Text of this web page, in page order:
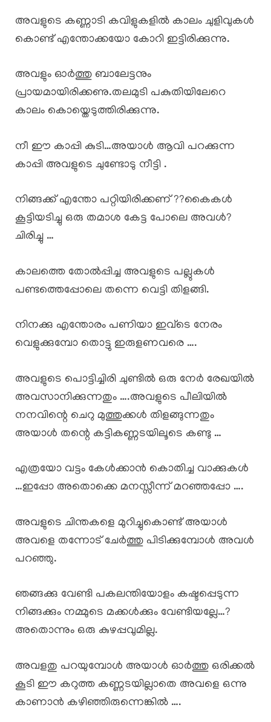
അവളുടെ കണ്ണാടി കവിളുകളിൽ കാലം ചുളിവുകൾ
കൊണ്ട് എന്തോക്കയോ കോറി ഇട്ടിരിക്കുന്നു.
അവളും ഓർത്തു ബാലേട്ടനും
പ്രായമായിരിക്കണു.തലമുടി പകുതിയിലേറെ
കാലം കൊയ്തെടുത്തിരിക്കുന്നു.
നീ ഈ കാപ്പി കുടി…അയാൾ ആവി പറക്കുന്ന
കാപ്പി അവളുടെ ചുണ്ടോടു നീട്ടി .
നിങ്ങക്ക് എന്തോ പറ്റിയിരിക്കണ് ??കൈകൾ
കൂട്ടിയടിച്ചു ഒരു തമാശ കേട്ട പോലെ അവൾ?
ചിരിച്ചു …
കാലത്തെ തോൽപ്പിച്ച അവളുടെ പല്ലുകൾ
പണ്ടത്തെപ്പോലെ തന്നെ വെട്ടി തിളങ്ങി.
നിനക്കു എന്തോരം പണിയാ ഇവ്ടെ നേരം
വെളുക്കുമ്പോ തൊട്ടു ഇരുളണവരെ ….
അവളുടെ പൊട്ടിച്ചിരി ചുണ്ടിൽ ഒരു നേർ രേഖയിൽ
അവസാനിക്കുന്നതും ….അവളുടെ പീലിയിൽ
നനവിന്റെ ചെറു മുത്തുക്കൾ തിളങ്ങുന്നതും
അയാൾ തന്റെ കട്ടികണ്ണടയിലൂടെ കണ്ടു …
എത്രയോ വട്ടം കേൾക്കാൻ കൊതിച്ച വാക്കുകൾ
…ഇപ്പോ അതൊക്കെ മനസ്സീന്ന് മറഞ്ഞപ്പോ ….
അവളുടെ ചിന്തകളെ മുറിച്ചുകൊണ്ട് അയാൾ
അവളെ തന്നോട് ചേർത്തു പിടിക്കുമ്പോൾ അവൾ
പറഞ്ഞു.
ഞങ്ങക്കു വേണ്ടി പകലന്തിയോളം കഷ്ടപ്പെടുന്ന
നിങ്ങക്കും നമ്മുടെ മക്കൾക്കും വേണ്ടിയല്ലേ…?
അതൊന്നും ഒരു കുഴപ്പവുമില്ല.
അവളതു പറയുമ്പോൾ അയാൾ ഓർത്തു ഒരിക്കൽ
കൂടി ഈ കറുത്ത കണ്ണടയില്ലാതെ അവളെ ഒന്നു
കാണാൻ കഴിഞ്ഞിരുന്നെങ്കിൽ ….